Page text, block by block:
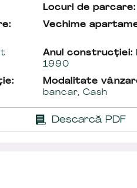
Locuri de parcare:
Vechime
Anul construcției:
1990
Modalitate
bancar, Cash
Descarcă PDF